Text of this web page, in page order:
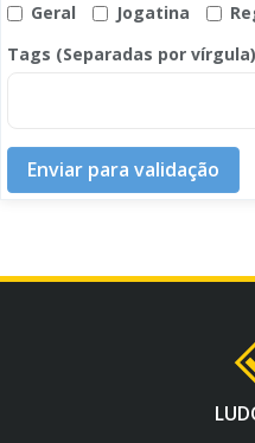
Geral
Jogatina
Tags (Separadas por vírgula)